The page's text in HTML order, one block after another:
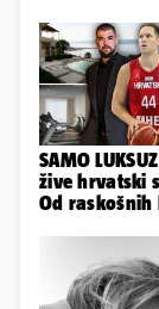
SAMO
žive hrvatski
Od raskošnih